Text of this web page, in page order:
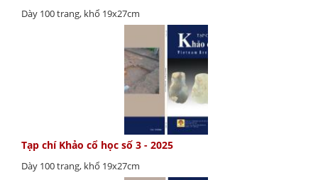
Dày 100 trang, khổ 19x27cm
Tạp chí Khảo cổ học số 3 - 2025
Dày 100 trang, khổ 19x27cm